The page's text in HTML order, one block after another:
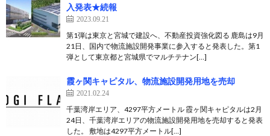
入発表★続報
2023.09.21
第1弾は東京と宮城で建設へ、不動産投資強化図る 鹿島は9月
21日、国内で物流施設開発事業に参入すると発表した。第1
弾として東京都と宮城県でマルチテナン[…]
霞ヶ関キャピタル、物流施設開発用地を売却
2021.02.24
千葉湾岸エリア、4297平方メートル 霞ヶ関キャピタルは2月
24日、千葉湾岸エリアの物流施設開発用地を売却すると発表
した。 敷地は4297平方メートル[…]